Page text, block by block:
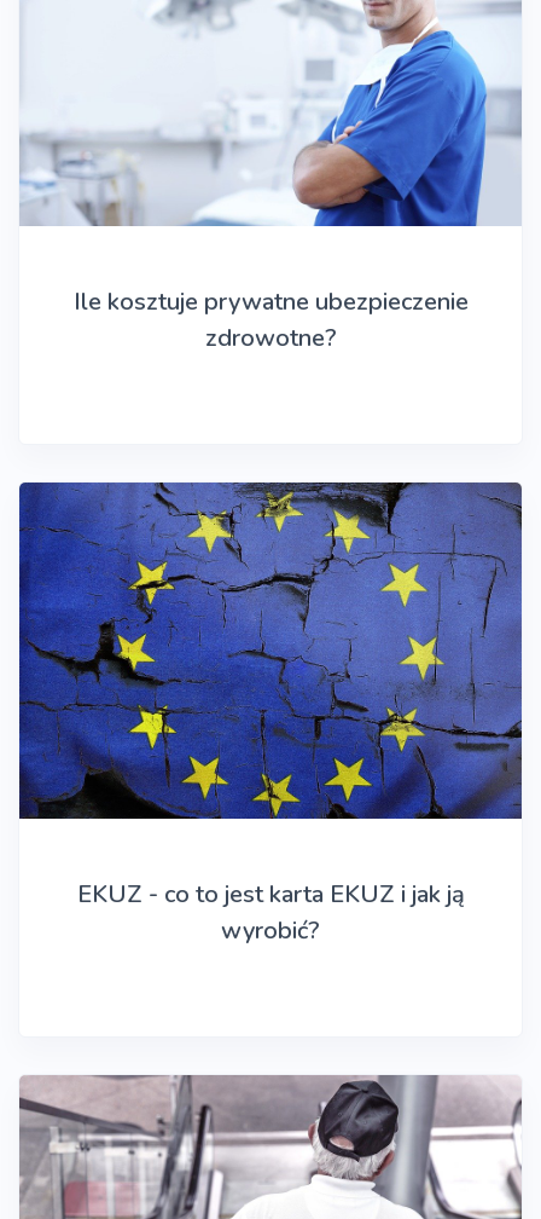
Ile kosztuje prywatne ubezpieczenie
zdrowotne?
EKUZ - co to jest karta EKUZ i jak ją
wyrobić?